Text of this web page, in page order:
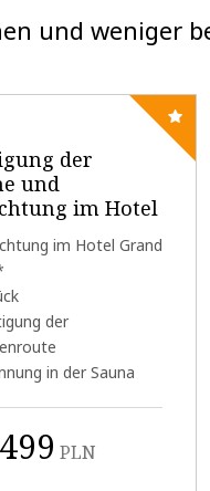
und weniger
der
und
im Hotel
im Hotel Grand
der
in der Sauna
499 PLN